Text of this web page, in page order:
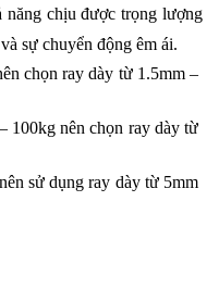
năng chịu được trọng lượng
sự chuyển động êm ái.
chọn ray dày từ 1.5mm –
100kg nên chọn ray dày từ
sử dụng ray dày từ 5mm